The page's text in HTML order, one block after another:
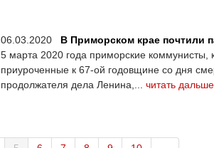
06.03.2020 В Приморском крае почтили
5 марта 2020 года приморские
приуроченные к 67-ой годовщине со дня
продолжателя дела Ленина,... читать